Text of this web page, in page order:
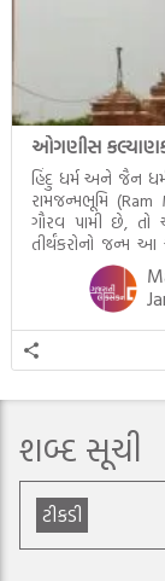
હિંદુ ધર્મ અને જૈન
રામજન્મભૂમિ (Ram
ગૌરવ પામી છે, તો
તીર્થંકરોનો જન્મ
તીર્થંકરોમાંથી
જીવનની
શબ્દ સૂચી
ટીકડી